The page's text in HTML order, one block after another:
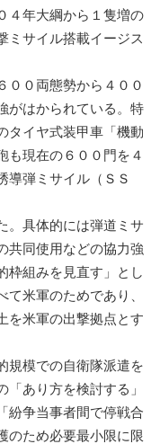
４年大綱から１隻増の
ミサイル搭載イージス
０両態勢から４００
がはかられている。特
タイヤ式装甲車「機動
も現在の６００門を４
導弾ミサイル（ＳＳ
。具体的には弾道ミサ
共同使用などの協力強
枠組みを見直す」とし
米軍のためであり、
を米軍の出撃拠点とす
規模での自衛隊派遣を
あり方を検討する」
紛争当事者間で停戦合
のため必要最小限に限